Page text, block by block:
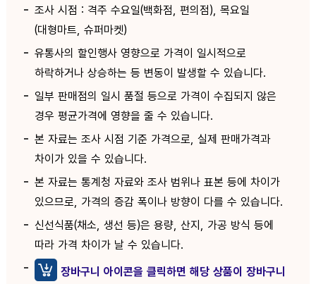
조사 시점 : 격주 수요일(백화점, 편의점), 목요일
(대형마트, 슈퍼마켓)
유통사의 할인행사 영향으로 가격이 일시적으로
하락하거나 상승하는 등 변동이 발생할 수 있습니다.
일부 판매점의 일시 품절 등으로 가격이 수집되지 않은
경우 평균가격에 영향을 줄 수 있습니다.
본 자료는 조사 시점 기준 가격으로, 실제 판매가격과
차이가 있을 수 있습니다.
본 자료는 통계청 자료와 조사 범위나 표본 등에 차이가
있으므로, 가격의 증감 폭이나 방향이 다를 수 있습니다.
신선식품(채소, 생선 등)은 용량, 산지, 가공 방식 등에
따라 가격 차이가 날 수 있습니다.
장바구니 아이콘을 클릭하면 해당 상품이 장바구니